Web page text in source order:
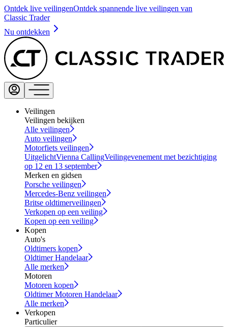
Ontdek live veilingenOntdek spannende live veilingen van
Classic Trader
Nu ontdekken
Veilingen
Veilingen bekijken
Alle veilingen
Auto veilingen
Motorfiets veilingen
UitgelichtVienna CallingVeilingevenement met bezichtiging
op 12 en 13 september
Merken en gidsen
Porsche veilingen
Mercedes-Benz veilingen
Britse oldtimerveilingen
Verkopen op een veiling
Kopen op een veiling
Kopen
Auto's
Oldtimers kopen
Oldtimer Handelaar
Alle merken
Motoren
Motoren kopen
Oldtimer Motoren Handelaar
Alle merken
Verkopen
Particulier